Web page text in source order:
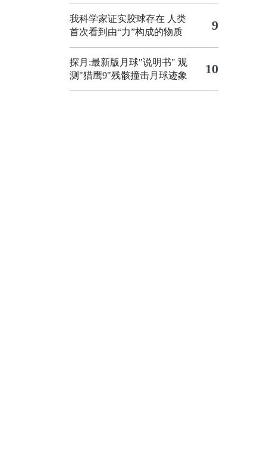
我科学家证实胶球存在 人类
首次看到由“力”构成的物质
9
探月:最新版月球"说明书" 观
测"猎鹰9"残骸撞击月球迹象
10